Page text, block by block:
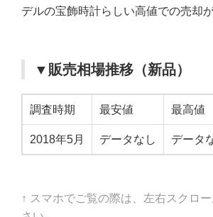
デルの宝飾時計らしい高値での売却
▼販売相場推移（新品）
調査時期 最安値 最高値
2018年5月 データなし データ
↑ スマホでご覧の際は、左右スクロ